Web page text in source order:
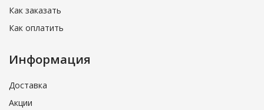
Как заказать
Как оплатить
Информация
Доставка
Акции